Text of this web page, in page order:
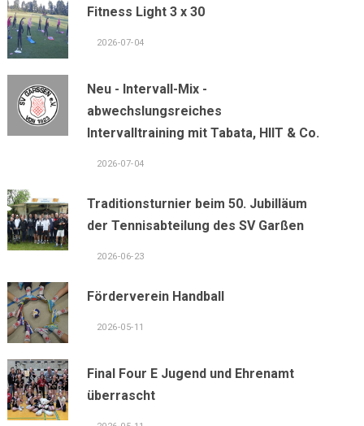
Fitness Light 3 x 30
2026-07-04
Neu - Intervall-Mix -
abwechslungsreiches
Intervalltraining mit Tabata, HIIT & Co.
2026-07-04
Traditionsturnier beim 50. Jubilläum
der Tennisabteilung des SV Garßen
2026-06-23
Förderverein Handball
2026-05-11
Final Four E Jugend und Ehrenamt
überrascht